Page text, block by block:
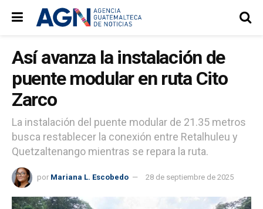
Así avanza la instalación de
puente modular en ruta Cito
Zarco
La instalación del puente modular de 21.35 metros
busca restablecer la conexión entre Retalhuleu y
Quetzaltenango mientras se repara la ruta.
por Mariana L. Escobedo 28 de septiembre de 2025